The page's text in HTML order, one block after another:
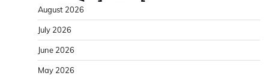
August 2026
July 2026
June 2026
May 2026